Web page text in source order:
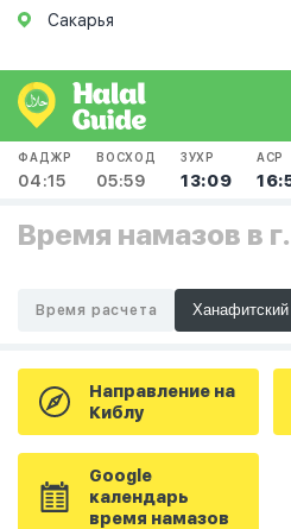
Сакарья
ФАДЖР
04:15
ВОСХОД
05:59
ЗУХР
13:09
АСР
Время намазов в
Время расчета
Направление на
Киблу
Google
календарь
время намазов